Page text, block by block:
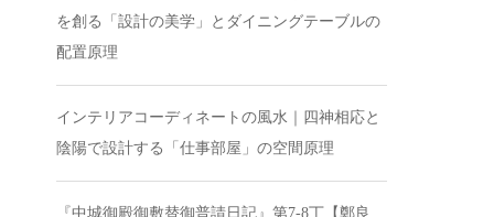
を創る「設計の美学」とダイニングテーブルの
配置原理
インテリアコーディネートの風水｜四神相応と
陰陽で設計する「仕事部屋」の空間原理
『中城御殿御敷替御普請日記』第7-8丁【鄭良